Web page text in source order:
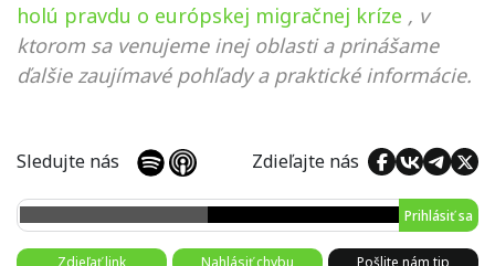
holú pravdu o európskej migračnej kríze , v
ktorom sa venujeme inej oblasti a prinášame
ďalšie zaujímavé pohľady a praktické informácie.
Sledujte nás Zdieľajte nás
Prihlásiť sa
Zdieľať link Nahlásiť chybu Pošlite nám tip